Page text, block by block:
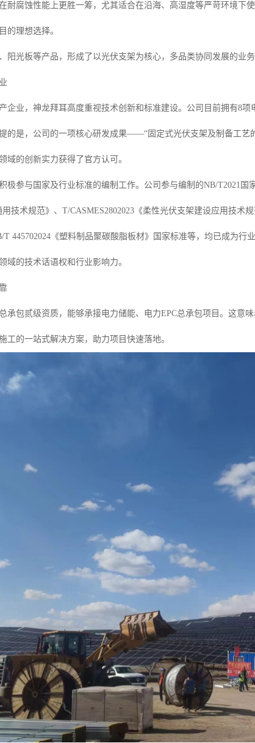
耐腐蚀性能上更胜一筹，尤其适合在沿海、高湿度等严苛环境下
的理想选择。
阳光板等产品，形成了以光伏支架为核心，多品类协同发展的业务
企业，神龙拜耳高度重视技术创新和标准建设。公司目前拥有8
的是，公司的一项核心研发成果——“固定式光伏支架及制备工艺
域的创新实力获得了官方认可。
极参与国家及行业标准的编制工作。公司参与编制的NB/T2021国
技术规范》、T/CASMES2802023《柔性光伏支架建设应用技术
445702024《塑料制品聚碳酸脂板材》国家标准等，均已成为行
域的技术话语权和行业影响力。
承包贰级资质，能够承接电力储能、电力EPC总承包项目。这意
工的一站式解决方案，助力项目快速落地。